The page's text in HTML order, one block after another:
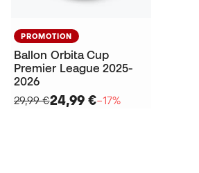
PROMOTION
Ballon Orbita Cup
Premier League 2025-
2026
29,99 €24,99 €−17%